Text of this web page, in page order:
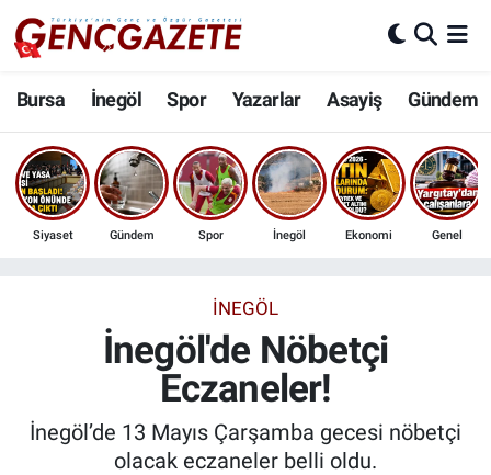
Bursa İnegöl Spor Yazarlar Asayiş Gündem
Siyaset Gündem Spor İnegöl Ekonomi Genel
İNEGÖL
İnegöl'de Nöbetçi
Eczaneler!
İnegöl’de 13 Mayıs Çarşamba gecesi nöbetçi
olacak eczaneler belli oldu.
Bursa
İnegöl
3.SAYFA
Ekonomi
Güncel
Nöbetçi Eczaneler
Hava Durumu
Trafik Durumu
Son Dakika Haberleri
Haber Arşivi